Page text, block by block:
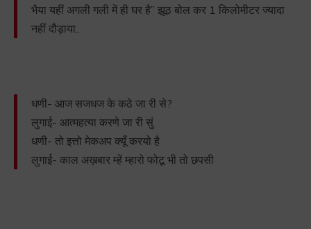
भैया यहीं अगली गली में ही घर है” झूठ बोल कर 1 किलोमीटर ज्यादा
नहीं दौड़ाया..
धणी- आज सजधज के कठे जा री से?
लुगाई- आत्महत्या करणे जा री सुं
धणी- तो इत्तो मेकअप क्यूँ करयो है
लुगाई- काल अख़बार म्हें म्हारो फोटू भी तो छपसी